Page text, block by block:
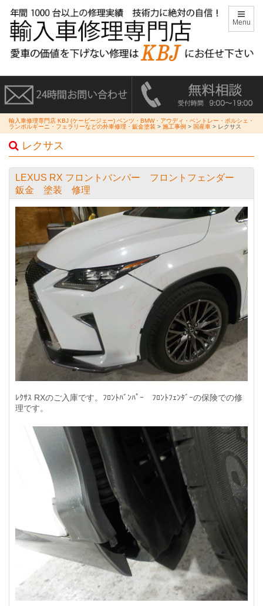
輸入車修理専門店 KBJ (ケービージェー) ベンツ・BMW・アウディ・ベントレー・ポルシェ・
ランボルギーニ・フェラリーなどの外車修理・鈑金塗装 > 施工事例 > 国産車 > レクサス
レクサス
LEXUS RX フロントバンパー フロントフェンダー
鈑金 塗装 修理
ﾚｸｻｽ RXのご入庫です。ﾌﾛﾝﾄﾊﾞﾝﾊﾟｰ ﾌﾛﾝﾄﾌｪﾝﾀﾞｰの保険での修
理です。
Menu